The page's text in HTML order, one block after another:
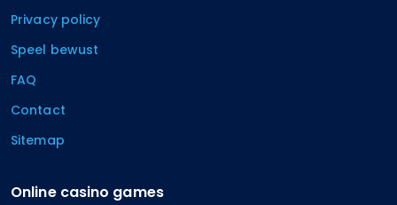
Privacy policy
Speel bewust
FAQ
Contact
Sitemap
Online casino games